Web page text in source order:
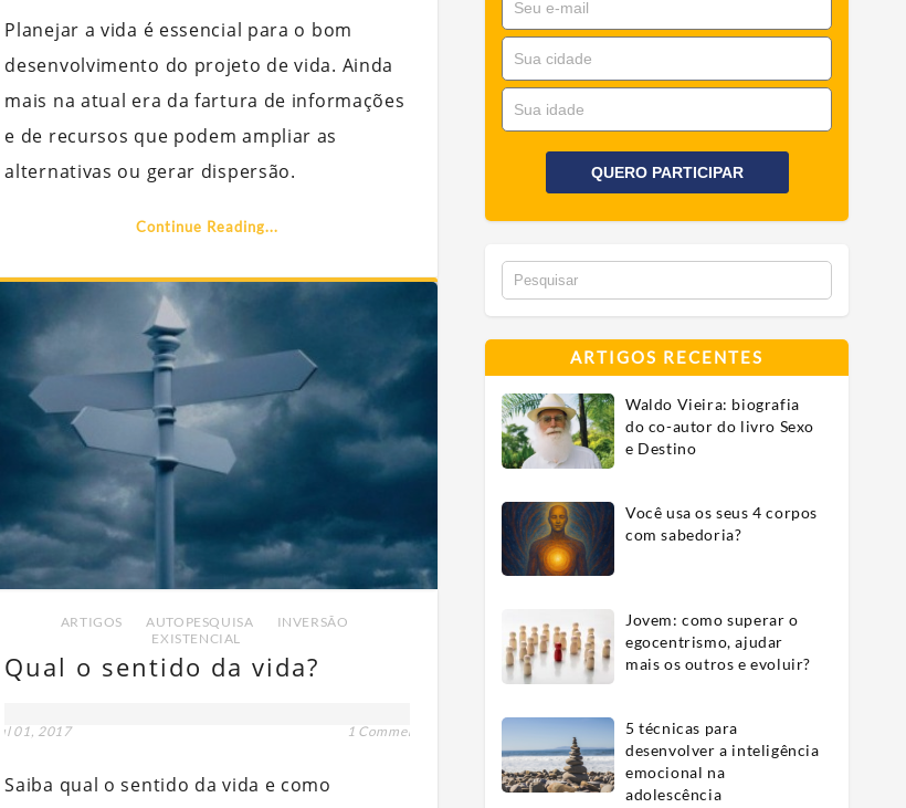
Planejar a vida é essencial para o bom
desenvolvimento do projeto de vida. Ainda
mais na atual era da fartura de informações
e de recursos que podem ampliar as
alternativas ou gerar dispersão.
Continue Reading...
ARTIGOS AUTOPESQUISA
INVERSÃO
EXISTENCIAL
Qual o sentido da vida?
jul 01, 2017 1 Comment
Saiba qual o sentido da vida e como
QUERO PARTICIPAR
ARTIGOS RECENTES
Waldo Vieira: biografia
do co-autor do livro Sexo
e Destino
Você usa os seus 4 corpos
com sabedoria?
Jovem: como superar o
egocentrismo, ajudar
mais os outros e evoluir?
5 técnicas para
desenvolver a inteligência
emocional na
adolescência